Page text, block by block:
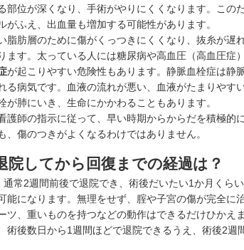
部位が深くなり、手術がやりにくくなります。この
がふえ、出血量も増加する可能性があります。
肪層のために傷がくっつきにくくなり、抜糸が遅
ます。太っている人には糖尿病や高血圧（高血圧症
が起こりやすい危険性もあります。静脈血栓症は静
る病気です。血液の流れが悪い、血液がたまりやす
が肺にいき、生命にかかわることもあります。
師の指示に従って、早い時期からからだを積極的
、傷のつきがよくなるわけではありません。
院してから回復までの経過は？
常2週間前後で退院でき、術後だいたい1か月くら
能になります。無理をせず、腟や子宮の傷が完全に
ツ、重いものを持つなどの動作はできるだけひかえま
後数日から1週間ほどで退院できるうえ、術後2週